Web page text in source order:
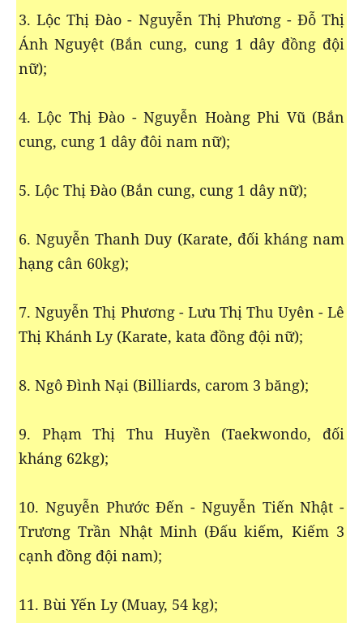
3. Lộc Thị Đào - Nguyễn Thị Phương - Đỗ Thị
Ánh Nguyệt (Bắn cung, cung 1 dây đồng đội
nữ);
4. Lộc Thị Đào - Nguyễn Hoàng Phi Vũ (Bắn
cung, cung 1 dây đôi nam nữ);
5. Lộc Thị Đào (Bắn cung, cung 1 dây nữ);
6. Nguyễn Thanh Duy (Karate, đối kháng nam
hạng cân 60kg);
7. Nguyễn Thị Phương - Lưu Thị Thu Uyên - Lê
Thị Khánh Ly (Karate, kata đồng đội nữ);
8. Ngô Đình Nại (Billiards, carom 3 băng);
9. Phạm Thị Thu Huyền (Taekwondo, đối
kháng 62kg);
10. Nguyễn Phước Đến - Nguyễn Tiến Nhật -
Trương Trần Nhật Minh (Đấu kiếm, Kiếm 3
cạnh đồng đội nam);
11. Bùi Yến Ly (Muay, 54 kg);